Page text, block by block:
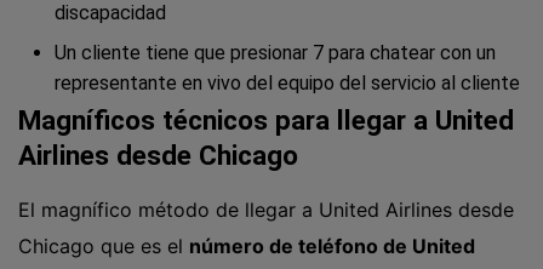
discapacidad
Un cliente tiene que presionar 7 para chatear con un
representante en vivo del equipo del servicio al cliente
Magníficos técnicos para llegar a United
Airlines desde Chicago
El magnífico método de llegar a United Airlines desde
Chicago que es el número de teléfono de United